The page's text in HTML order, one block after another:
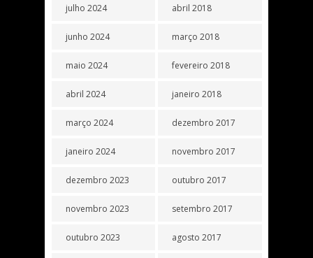
julho 2024
junho 2024
maio 2024
abril 2024
março 2024
janeiro 2024
dezembro 2023
novembro 2023
outubro 2023
abril 2018
março 2018
fevereiro 2018
janeiro 2018
dezembro 2017
novembro 2017
outubro 2017
setembro 2017
agosto 2017